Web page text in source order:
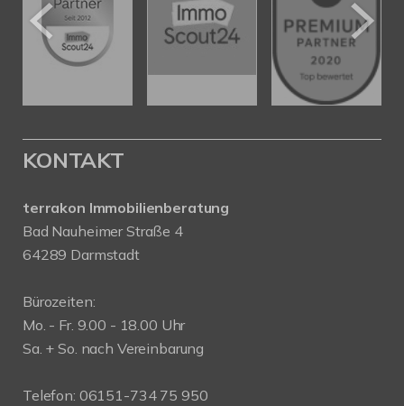
KONTAKT
terrakon Immobilienberatung
Bad Nauheimer Straße 4
64289 Darmstadt
Bürozeiten:
Mo. - Fr. 9.00 - 18.00 Uhr
Sa. + So. nach Vereinbarung
Telefon: 06151-734 75 950